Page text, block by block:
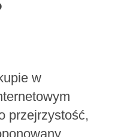
w
przejrzystość,